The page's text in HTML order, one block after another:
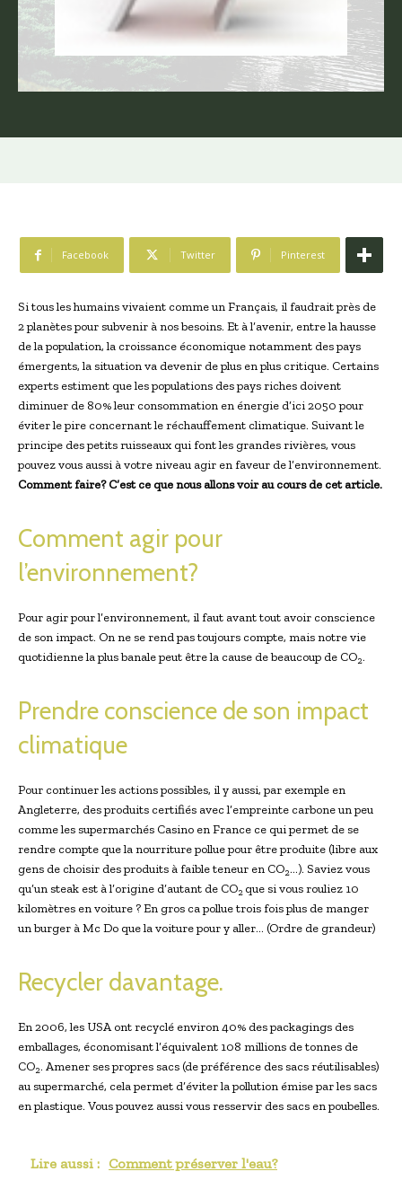
Facebook Twitter Pinterest
Si tous les humains vivaient comme un Français, il faudrait près de
2 planètes pour subvenir à nos besoins. Et à l’avenir, entre la hausse
de la population, la croissance économique notamment des pays
émergents, la situation va devenir de plus en plus critique. Certains
experts estiment que les populations des pays riches doivent
diminuer de 80% leur consommation en énergie d’ici 2050 pour
éviter le pire concernant le réchauffement climatique. Suivant le
principe des petits ruisseaux qui font les grandes rivières, vous
pouvez vous aussi à votre niveau agir en faveur de l’environnement.
Comment faire? C’est ce que nous allons voir au cours de cet article.
Comment agir pour
l’environnement?
Pour agir pour l’environnement, il faut avant tout avoir conscience
de son impact. On ne se rend pas toujours compte, mais notre vie
quotidienne la plus banale peut être la cause de beaucoup de CO2.
Prendre conscience de son impact
climatique
Pour continuer les actions possibles, il y aussi, par exemple en
Angleterre, des produits certifiés avec l’empreinte carbone un peu
comme les supermarchés Casino en France ce qui permet de se
rendre compte que la nourriture pollue pour être produite (libre aux
gens de choisir des produits à faible teneur en CO2…). Saviez vous
qu’un steak est à l’origine d’autant de CO2 que si vous rouliez 10
kilomètres en voiture ? En gros ca pollue trois fois plus de manger
un burger à Mc Do que la voiture pour y aller… (Ordre de grandeur)
Recycler davantage.
En 2006, les USA ont recyclé environ 40% des packagings des
emballages, économisant l’équivalent 108 millions de tonnes de
CO2. Amener ses propres sacs (de préférence des sacs réutilisables)
au supermarché, cela permet d’éviter la pollution émise par les sacs
en plastique. Vous pouvez aussi vous resservir des sacs en poubelles.
Lire aussi : Comment préserver l'eau?